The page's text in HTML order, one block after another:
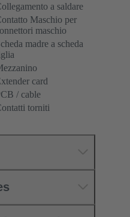
a saldare
Maschio per
maschio
madre a scheda
card
/ cable
torniti